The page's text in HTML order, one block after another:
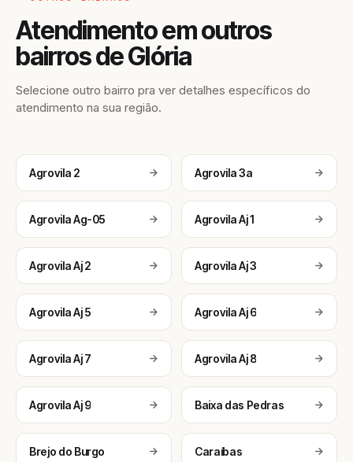
Atendimento em outros
bairros de Glória
Selecione outro bairro pra ver detalhes específicos do
atendimento na sua região.
Agrovila 2 Agrovila 3a
Agrovila Ag-05 Agrovila Aj 1
Agrovila Aj 2 Agrovila Aj 3
Agrovila Aj 5 Agrovila Aj 6
Agrovila Aj 7 Agrovila Aj 8
Agrovila Aj 9 Baixa das Pedras
Brejo do Burgo Caraíbas